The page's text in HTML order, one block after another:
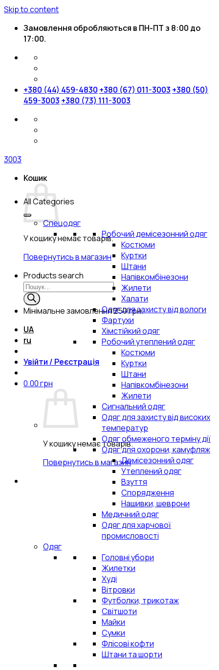
Skip to content
Замовлення обробляються в ПН-ПТ з 8:00 до
17:00.
+380 (44) 459-4830 +380 (67) 011-3003 +380 (50)
459-3003 +380 (73) 111-3003
3003
Кошик
У кошику немає товарів.
Повернутись в магазин
Products search
Мінімальне замовлення250 грн.
UA
ru
Увійти / Реєстрація
0.00грн
У кошику немає товарів.
Повернутись в магазин
All Categories
Спецодяг
Робочий демісезонний одяг
Костюми
Куртки
Штани
Напівкомбінезони
Жилети
Халати
Одяг для захисту від вологи
Фартухи
Хімстійкий одяг
Робочий утеплений одяг
Костюми
Куртки
Штани
Напівкомбінезони
Жилети
Сигнальний одяг
Одяг для захисту від високих
температур
Одяг обмеженого терміну дії
Одяг для охорони, камуфляж
Демісезонний одяг
Утеплений одяг
Взуття
Спорядження
Нашивки, шеврони
Медичний одяг
Одяг для харчової
промисловості
Одяг
Головні убори
Жилетки
Худі
Вітровки
Футболки, трикотаж
Світшоти
Майки
Сумки
Флісові кофти
Штани та шорти